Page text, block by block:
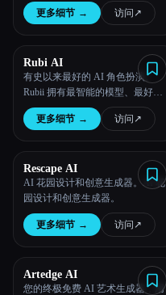
更多细节 → 访问 ↗︎
Rubi AI
有史以来最好的 AI 角色扮演。
Rubii 拥有最智能的模型、最好的
语音、3s 克隆语音和最好的图像
生成模型。
更多细节 → 访问 ↗︎
Rescape AI
AI 花园设计和创意生成器。AI 花
园设计和创意生成器。
更多细节 → 访问 ↗︎
Artedge AI
您的终极免费 AI 艺术生成器，用